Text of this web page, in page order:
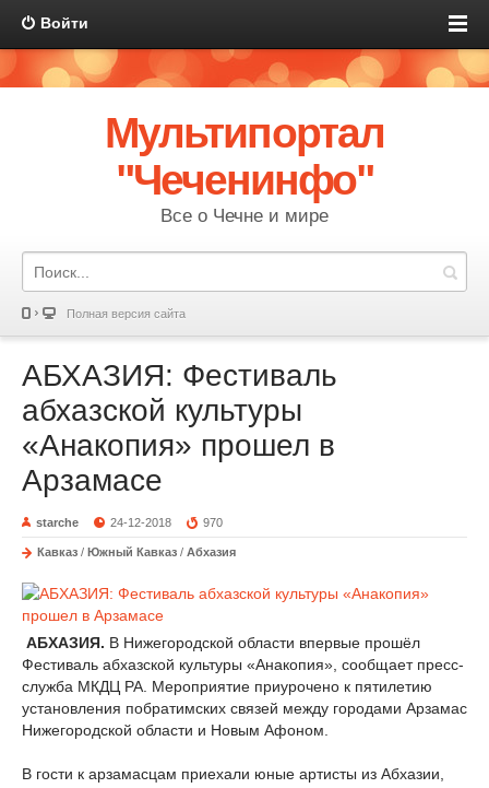
Войти
Мультипортал
"Чеченинфо"
Все о Чечне и мире
Полная версия сайта
АБХАЗИЯ: Фестиваль
абхазской культуры
«Анакопия» прошел в
Арзамасе
starche 24-12-2018 970
Кавказ / Южный Кавказ / Абхазия
АБХАЗИЯ. В Нижегородской области впервые прошёл
Фестиваль абхазской культуры «Анакопия», сообщает пресс-
служба МКДЦ РА. Мероприятие приурочено к пятилетию
установления побратимских связей между городами Арзамас
Нижегородской области и Новым Афоном.
В гости к арзамасцам приехали юные артисты из Абхазии,